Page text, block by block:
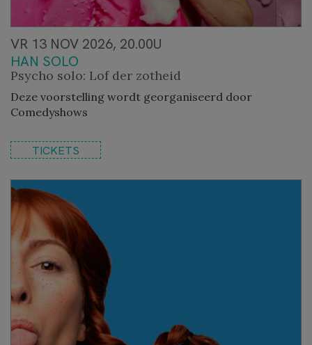
VR 13 NOV 2026, 20.00U
HAN SOLO
Psycho solo: Lof der zotheid
Deze voorstelling wordt georganiseerd door
Comedyshows
TICKETS